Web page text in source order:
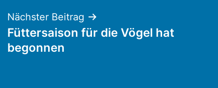
Nächster Beitrag
Füttersaison für die Vögel hat
begonnen